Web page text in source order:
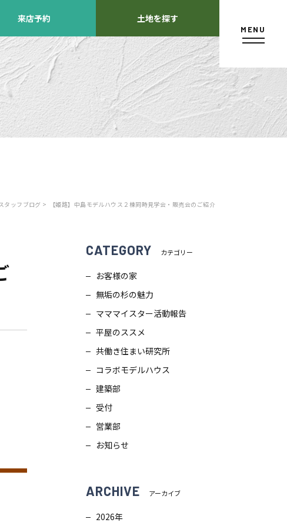
計画
よくあるご質問
店舗紹介
スタッフブログ
ZEH普及目標
ソーシャルメディアポリシー
サイトマップ
来店予約 土地を探す
MENU
タッフブログ > 【姫路】中島モデルハウス２棟同時見学会・販売会のご紹介
CATEGORY カテゴリー
お客様の家
無垢の杉の魅力
マママイスター活動報告
平屋のススメ
共働き住まい研究所
コラボモデルハウス
建築部
受付
営業部
お知らせ
ARCHIVE アーカイブ
2026年